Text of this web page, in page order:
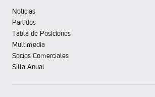
Noticias
Partidos
Tabla de Posiciones
Multimedia
Socios Comerciales
Silla Anual